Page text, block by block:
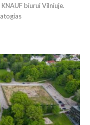
biurui Vilniuje.